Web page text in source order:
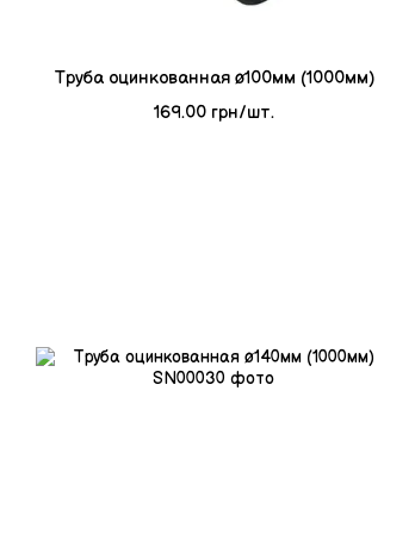
Tруба оцинкованная ø100мм (1000мм)
169.00 грн/шт.